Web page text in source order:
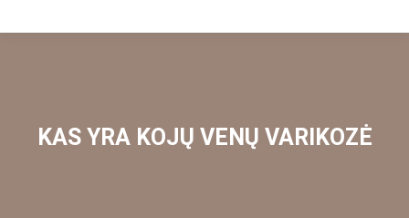
KAS YRA KOJŲ VENŲ VARIKOZĖ